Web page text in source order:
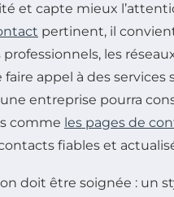
et capte mieux
pertinent, il
les
appel à des services
entreprise pourra
comme les pages de
fiables et
doit être soignée : un